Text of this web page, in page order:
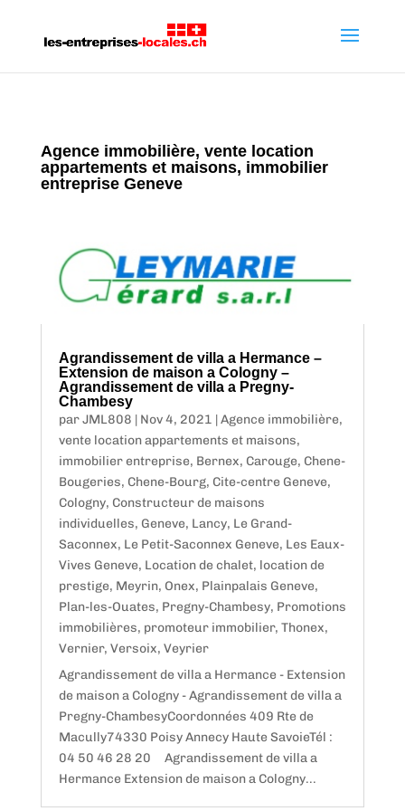
Agence immobilière, vente location
appartements et maisons, immobilier
entreprise Geneve
Agrandissement de villa a Hermance –
Extension de maison a Cologny –
Agrandissement de villa a Pregny-
Chambesy
parJML808 | Nov 4, 2021 |Agence immobilière,
vente location appartements et maisons,
immobilier entreprise, Bernex, Carouge, Chene-
Bougeries, Chene-Bourg, Cite-centre Geneve,
Cologny, Constructeur de maisons
individuelles, Geneve, Lancy, Le Grand-
Saconnex, Le Petit-Saconnex Geneve, Les Eaux-
Vives Geneve, Location de chalet, location de
prestige, Meyrin, Onex, Plainpalais Geneve,
Plan-les-Ouates, Pregny-Chambesy, Promotions
immobilières, promoteur immobilier, Thonex,
Vernier, Versoix, Veyrier
Agrandissement de villa a Hermance - Extension
de maison a Cologny - Agrandissement de villa a
Pregny-ChambesyCoordonnées 409 Rte de
Macully74330 Poisy Annecy Haute SavoieTél :
04 50 46 28 20 Agrandissement de villa a
Hermance Extension de maison a Cologny...